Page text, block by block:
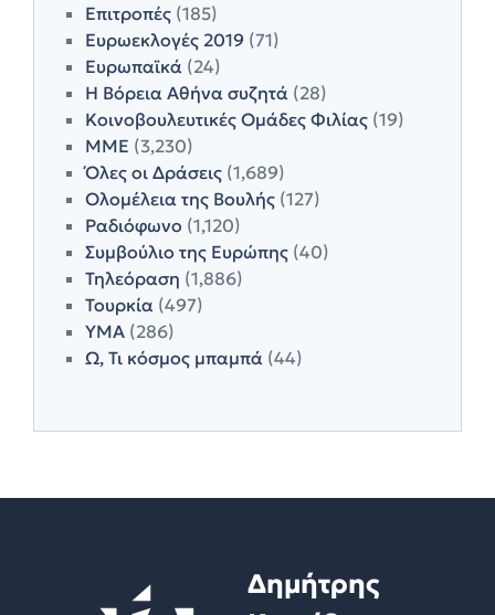
Επιτροπές (185)
Ευρωεκλογές 2019 (71)
Ευρωπαϊκά (24)
Η Βόρεια Αθήνα συζητά (28)
Κοινοβουλευτικές Ομάδες Φιλίας (19)
ΜΜΕ (3,230)
Όλες οι Δράσεις (1,689)
Ολομέλεια της Βουλής (127)
Ραδιόφωνο (1,120)
Συμβούλιο της Ευρώπης (40)
Τηλεόραση (1,886)
Τουρκία (497)
ΥΜΑ (286)
Ω, Τι κόσμος μπαμπά (44)
Δημήτρης